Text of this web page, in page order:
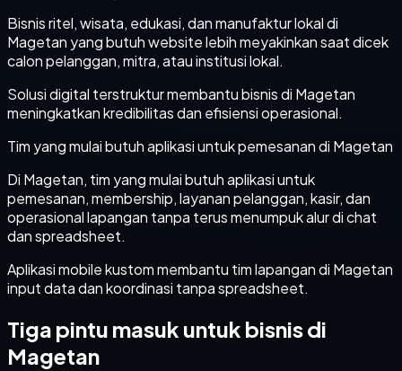
Bisnis ritel, wisata, edukasi, dan manufaktur lokal di
Magetan yang butuh website lebih meyakinkan saat dicek
calon pelanggan, mitra, atau institusi lokal.
Solusi digital terstruktur membantu bisnis di Magetan
meningkatkan kredibilitas dan efisiensi operasional.
Tim yang mulai butuh aplikasi untuk pemesanan di Magetan
Di Magetan, tim yang mulai butuh aplikasi untuk
pemesanan, membership, layanan pelanggan, kasir, dan
operasional lapangan tanpa terus menumpuk alur di chat
dan spreadsheet.
Aplikasi mobile kustom membantu tim lapangan di Magetan
input data dan koordinasi tanpa spreadsheet.
Tiga pintu masuk untuk bisnis di
Magetan